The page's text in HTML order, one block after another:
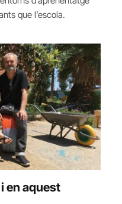
que l’escola.
en aquest